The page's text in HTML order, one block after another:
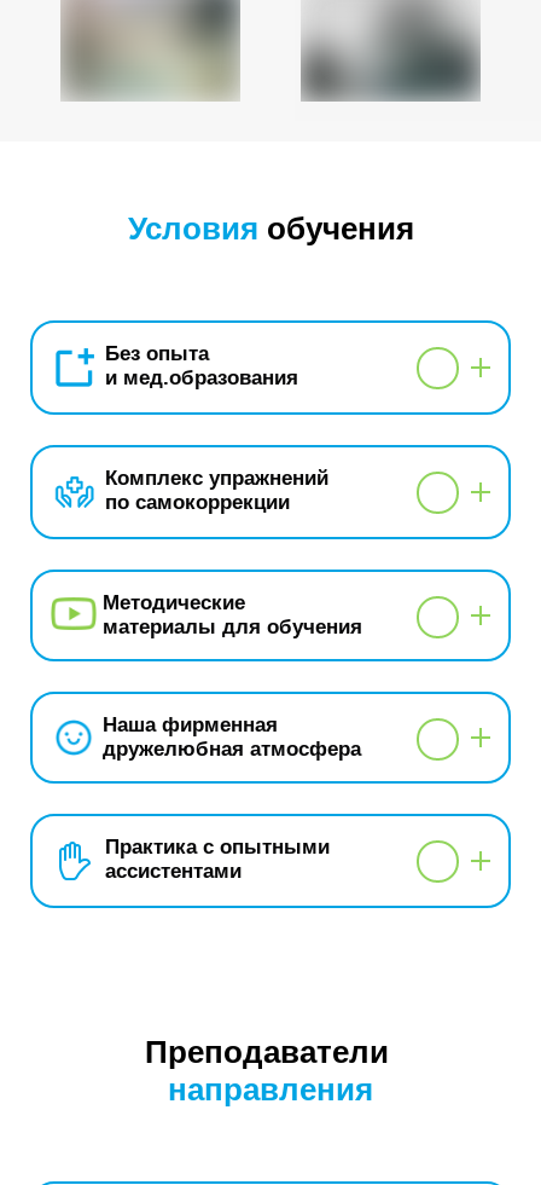
Условия обучения
Без опыта
и мед.образования
Комплекс упражнений
по самокоррекции
Методические
материалы для обучения
Наша фирменная
дружелюбная атмосфера
Практика с опытными
ассистентами
Преподаватели
направления